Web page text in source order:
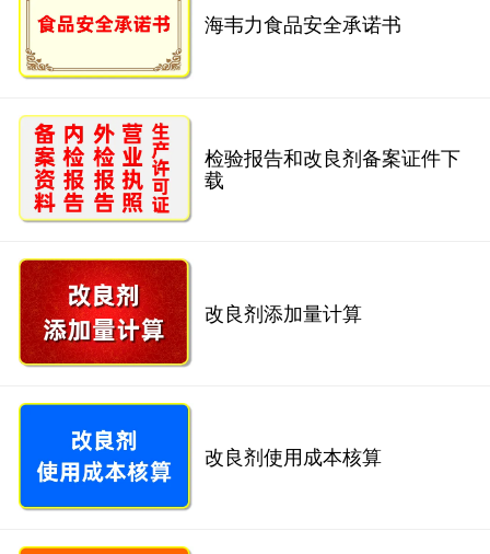
海韦力食品安全承诺书
检验报告和改良剂备案证件下
载
改良剂添加量计算
改良剂使用成本核算